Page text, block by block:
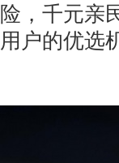
险，千元亲
用户的优选